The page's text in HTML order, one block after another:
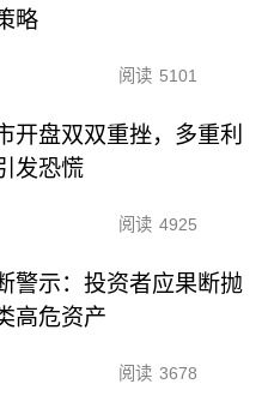
略
阅读 5101
开盘双双重挫，多重利
发恐慌
阅读 4925
警示：投资者应果断抛
高危资产
阅读 3678